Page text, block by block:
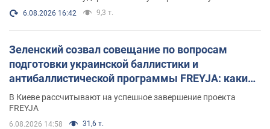
6.08.2026 16:42 9,3 т.
Зеленский созвал совещание по вопросам
подготовки украинской баллистики и
антибаллистической программы FREYJA: какие
решения готовятся
В Киеве рассчитывают на успешное завершение проекта
FREYJA
6.08.2026 14:58 31,6 т.